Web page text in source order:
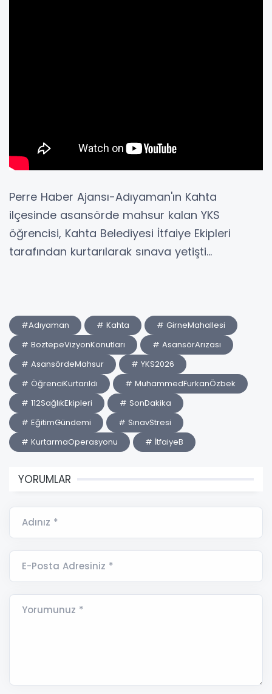
Perre Haber Ajansı-Adıyaman'ın Kahta
ilçesinde asansörde mahsur kalan YKS
öğrencisi, Kahta Belediyesi İtfaiye Ekipleri
tarafından kurtarılarak sınava yetişti...
#Adıyaman # Kahta
# GirneMahallesi
# BoztepeVizyonKonutları
# AsansörArızası
# AsansördeMahsur
# YKS2026
# ÖğrenciKurtarıldı
# MuhammedFurkanÖzbek
# 112SağlıkEkipleri
# SonDakika
# EğitimGündemi
# SınavStresi
# KurtarmaOperasyonu
# İtfaiyeB
YORUMLAR
Adınız *
E-Posta Adresiniz *
Yorumunuz *